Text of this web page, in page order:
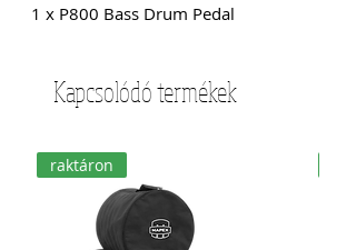
1 x P800 Bass Drum Pedal
Kapcsolódó termékek
raktáron